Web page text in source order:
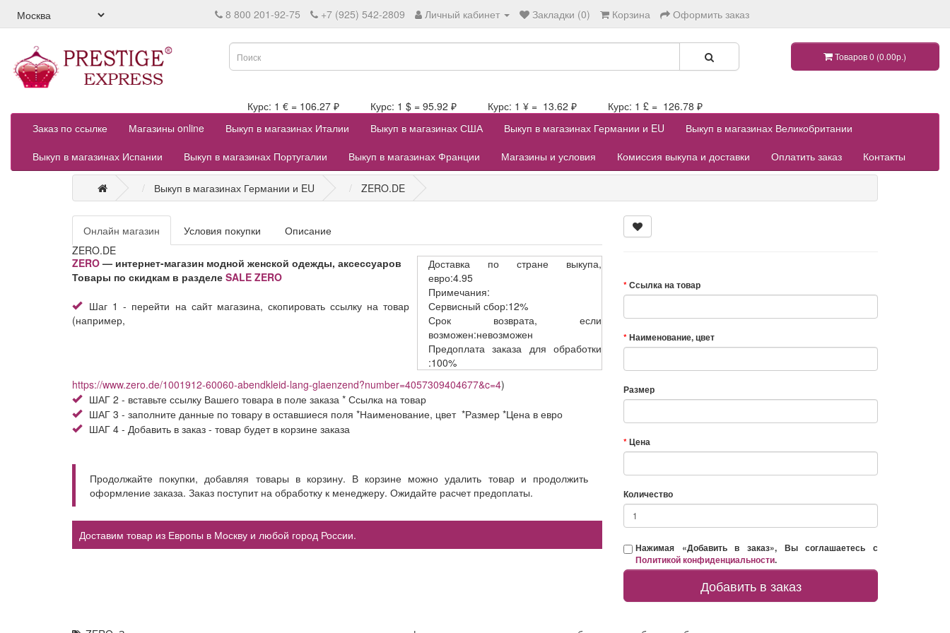
8 800 201-92-75 +7 (925) 542-2809 Личный кабинет Закладки (0) Корзина Оформить заказ
Товаров 0 (0.00р.)
Курс: 1 € = 106.27 ₽ Курс: 1 $ = 95.92 ₽ Курс: 1 ¥ = 13.62 ₽ Курс: 1 £ = 126.78 ₽
Заказ по ссылке
Магазины online Выкуп в магазинах Италии Выкуп в магазинах США Выкуп в магазинах Германии и EU
Выкуп в магазинах Великобритании
Выкуп в магазинах Испании
Выкуп в магазинах Португалии Выкуп в магазинах Франции Магазины и условия Комиссия выкупа и доставки Оплатить заказ Контакты
Выкуп в магазинах Германии и EU ZERO.DE
Онлайн магазин Условия покупки
Описание
ZERO.DE
Доставка
по стране выкупа,
евро:4.95
Примечания:
Сервисный сбор:12%
Срок возврата,
если
возможен:невозможен
Предоплата заказа
для обработки
:100%
ZERO — интернет-магазин модной женской одежды, аксессуаров
Товары по скидкам в разделе SALE ZERO
Шаг 1 - перейти на сайт магазина, скопировать ссылку на товар
(например,
https://www.zero.de/1001912-60060-abendkleid-lang-glaenzend?number=4057309404677&c=4)
ШАГ 2 - вставьте ссылку Вашего товара в поле заказа * Ссылка на товар
ШАГ 3 - заполните данные по товару в оставшиеся поля *Наименование, цвет *Размер *Цена в евро
ШАГ 4 - Добавить в заказ - товар будет в корзине заказа
Продолжайте покупки, добавляя товары в корзину. В корзине можно удалить товар и продолжить
оформление заказа. Заказ поступит на обработку к менеджеру. Ожидайте расчет предоплаты.
Доставим товар из Европы в Москву и любой город России.
Ссылка на товар
Наименование, цвет
Размер
Цена
Количество
Нажимая «Добавить в заказ», Вы соглашаетесь с
Политикой конфиденциальности.
Добавить в заказ